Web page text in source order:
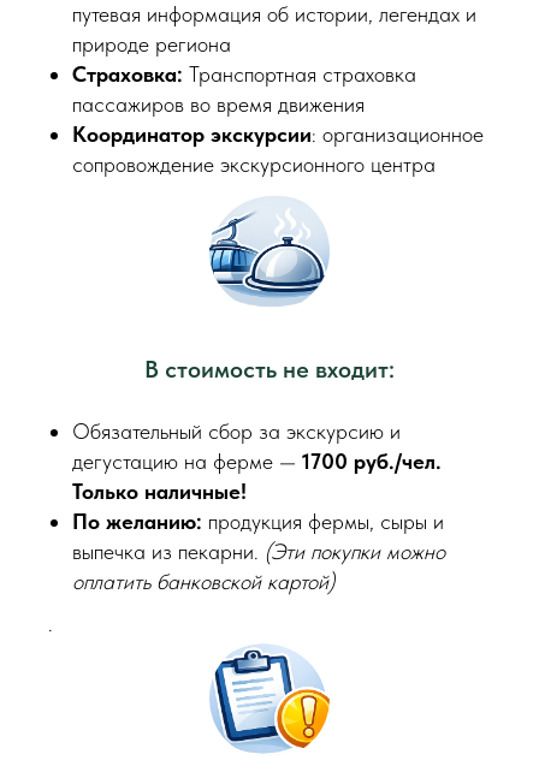
путевая информация об истории, легендах и
природе региона
Страховка: Транспортная страховка
пассажиров во время движения
Координатор экскурсии: организационное
сопровождение экскурсионного центра
В стоимость не входит:
Обязательный сбор за экскурсию и
дегустацию на ферме — 1700 руб./чел.
Только наличные!
По желанию: продукция фермы, сыры и
выпечка из пекарни. (Эти покупки можно
оплатить банковской картой)